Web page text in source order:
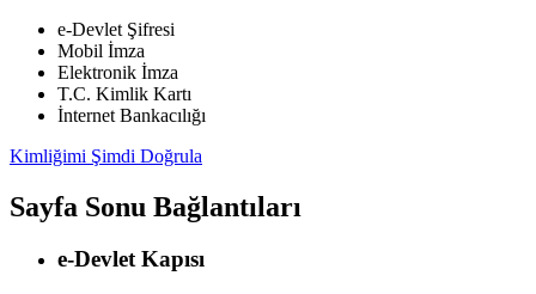
e-Devlet Şifresi
Mobil İmza
Elektronik İmza
T.C. Kimlik Kartı
İnternet Bankacılığı
Kimliğimi Şimdi Doğrula
Sayfa Sonu Bağlantıları
e-Devlet Kapısı